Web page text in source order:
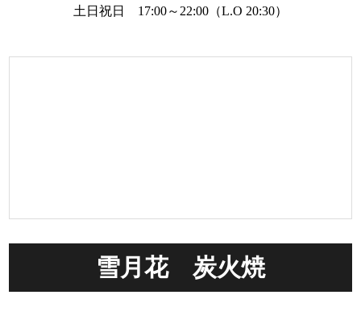
土日祝日 17:00～22:00（L.O 20:30）
雪月花 炭火焼